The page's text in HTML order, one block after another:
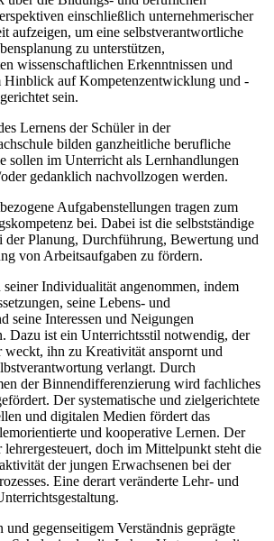
einschließlich unternehmerischer
aufzeigen, um eine selbstverantwortliche
zu unterstützen,
wissenschaftlichen Erkenntnissen und
Hinblick auf Kompetenzentwicklung und -
sein.
Lernens der Schüler in der
bilden ganzheitliche berufliche
sollen im Unterricht als Lernhandlungen
gedanklich nachvollzogen werden.
Aufgabenstellungen tragen zum
bei. Dabei ist die selbstständige
der Planung, Durchführung, Bewertung und
von Arbeitsaufgaben zu fördern.
Individualität angenommen, indem
seine Lebens- und
seine Interessen und Neigungen
Dazu ist ein Unterrichtsstil notwendig, der
weckt, ihn zu Kreativität anspornt und
verlangt. Durch
der Binnendifferenzierung wird fachliches
Der systematische und zielgerichtete
und digitalen Medien fördert das
und kooperative Lernen. Der
doch im Mittelpunkt steht die
der jungen Erwachsenen bei der
Eine derart veränderte Lehr- und
gegenseitigem Verständnis geprägte